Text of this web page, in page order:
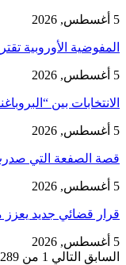
5 أغسطس, 2026
المفوضية الأوروبية
5 أغسطس, 2026
الانتخابات بين
5 أغسطس, 2026
قصة الصفعة التي
5 أغسطس, 2026
قرار قضائي جديد
5 أغسطس, 2026
السابق التالي 1 من 7٬289